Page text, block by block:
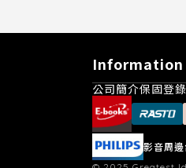
Information
公司簡介保固登錄
影音周